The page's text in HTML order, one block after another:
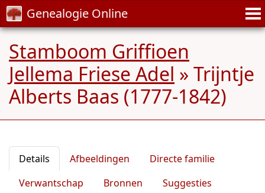
Genealogie Online
Stamboom Griffioen
Jellema Friese Adel » Trijntje
Alberts Baas (1777-1842)
Details Afbeeldingen
Directe familie
Verwantschap
Bronnen
Suggesties